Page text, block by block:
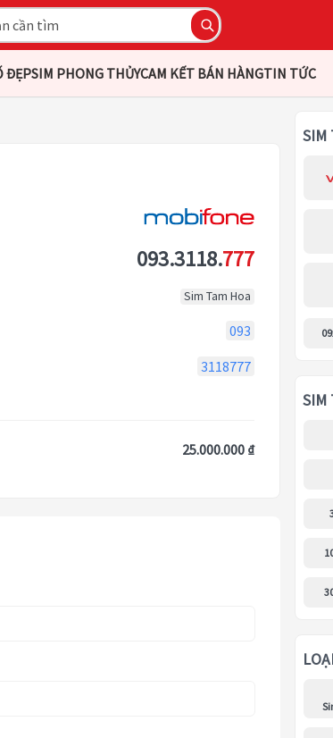
ĐẸPSIM PHONG THỦYCAM KẾT BÁN HÀNGTIN TỨC
093.3118.777
Sim Tam Hoa
093
3118777
25.000.000 ₫
SIM
SIM